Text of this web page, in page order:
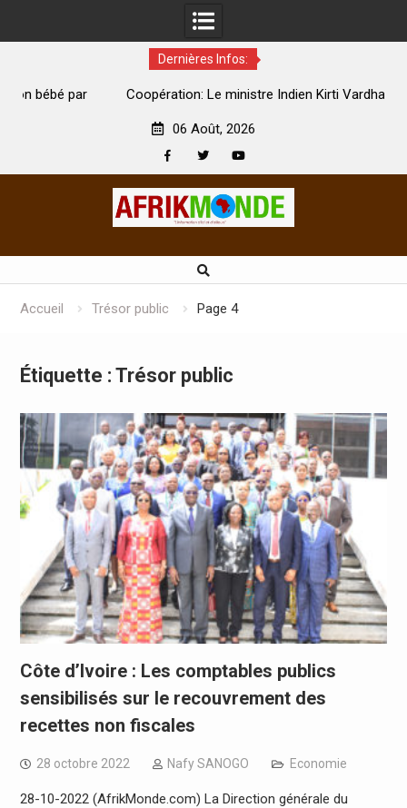
Dernières Infos:
Coopération: Le ministre Indien Kirti Vardhan Singh à
06 Août, 2026
Accueil Trésor public Page 4
Étiquette : Trésor public
Côte d’Ivoire : Les comptables publics
sensibilisés sur le recouvrement des
recettes non fiscales
28 octobre 2022 Nafy SANOGO Economie
28-10-2022 (AfrikMonde.com) La Direction générale du